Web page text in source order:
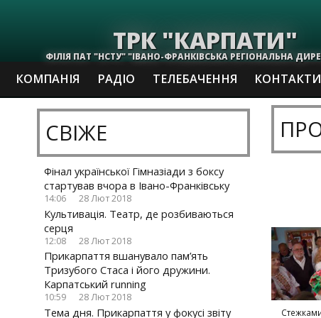
ТРК "КАРПАТИ"
ФІЛІЯ ПАТ "НСТУ" "ІВАНО-ФРАНКІВСЬКА РЕГІОНАЛЬНА
КОМПАНІЯ РАДІО ТЕЛЕБАЧЕННЯ КОНТАКТИ
СВІЖЕ
Фінал української Гімназіади з боксу
стартував вчора в Івано-Франківську
14:06 28 Лют 2018
Культивація. Театр, де розбиваються
серця
12:08 28 Лют 2018
Прикарпаття вшанувало пам’ять
Тризубого Стаса і його дружини.
Карпатський running
10:59 28 Лют 2018
Тема дня. Прикарпаття у фокусі звіту